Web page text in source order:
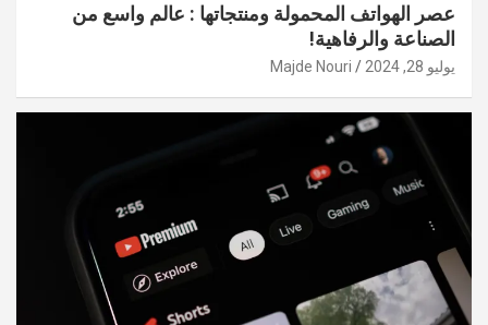
عصر الهواتف المحمولة ومنتجاتها : عالم واسع من
الصناعة والرفاهية!
يوليو 28, 2024 Majde Nouri